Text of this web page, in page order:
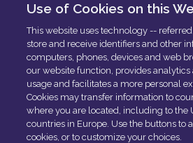
N. Iscrizione ROC 42840
Delibera AGCOM:DELIBERA
Codice di condotta aziendale
PEC:[email protected]
Use of Cookies on this
This website uses technology -- referred
store and receive identifiers and other
computers, phones, devices and web
our website function, provides analytics
usage and facilitates a more personal
Cookies may transfer information to
where you are located, including to the
countries in Europe. Use the buttons to
cookies, or to customize your choices.